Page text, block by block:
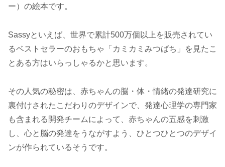
ー）の絵本です。
Sassyといえば、世界で累計500万個以上を販売されてい
るベストセラーのおもちゃ「カミカミみつばち」を見たこ
とある方はいらっしゃるかと思います。
その人気の秘密は、赤ちゃんの脳・体・情緒の発達研究に
裏付けされたこだわりのデザインで、発達心理学の専門家
も含まれる開発チームによって、赤ちゃんの五感を刺激
し、心と脳の発達をうながすよう、ひとつひとつのデザイ
ンが作られているそうです。